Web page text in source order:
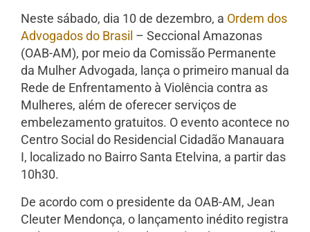
Neste sábado, dia 10 de dezembro, a Ordem dos
Advogados do Brasil – Seccional Amazonas
(OAB-AM), por meio da Comissão Permanente
da Mulher Advogada, lança o primeiro manual da
Rede de Enfrentamento à Violência contra as
Mulheres, além de oferecer serviços de
embelezamento gratuitos. O evento acontece no
Centro Social do Residencial Cidadão Manauara
I, localizado no Bairro Santa Etelvina, a partir das
10h30.
De acordo com o presidente da OAB-AM, Jean
Cleuter Mendonça, o lançamento inédito registra